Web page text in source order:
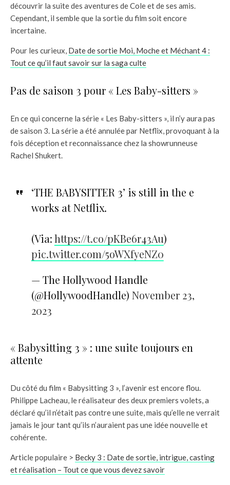
découvrir la suite des aventures de Cole et de ses amis.
Cependant, il semble que la sortie du film soit encore
incertaine.
Pour les curieux, Date de sortie Moi, Moche et Méchant 4 :
Tout ce qu’il faut savoir sur la saga culte
Pas de saison 3 pour « Les Baby-sitters »
En ce qui concerne la série « Les Baby-sitters », il n’y aura pas
de saison 3. La série a été annulée par Netflix, provoquant à la
fois déception et reconnaissance chez la showrunneuse
Rachel Shukert.
‘THE BABYSITTER 3’ is still in the e
works at Netflix.
(Via:https://t.co/pKBe6r43Au)
pic.twitter.com/5oWXfyeNZ0
— The Hollywood Handle
(@HollywoodHandle) November 23,
2023
« Babysitting 3 » : une suite toujours en
attente
Du côté du film « Babysitting 3 », l’avenir est encore flou.
Philippe Lacheau, le réalisateur des deux premiers volets, a
déclaré qu’il n’était pas contre une suite, mais qu’elle ne verrait
jamais le jour tant qu’ils n’auraient pas une idée nouvelle et
cohérente.
Article populaire > Becky 3 : Date de sortie, intrigue, casting
et réalisation – Tout ce que vous devez savoir